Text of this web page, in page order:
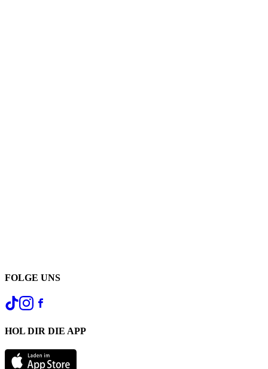
FOLGE UNS
HOL DIR DIE APP